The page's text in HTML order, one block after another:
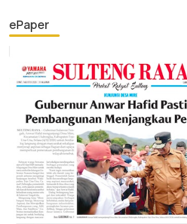
ePaper